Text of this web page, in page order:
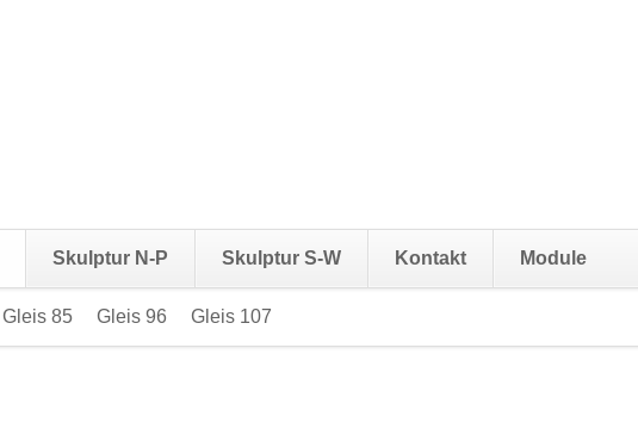
Skulptur N-P Skulptur S-W Kontakt Module
überspringen
Gleis 85 Gleis 96 Gleis 107